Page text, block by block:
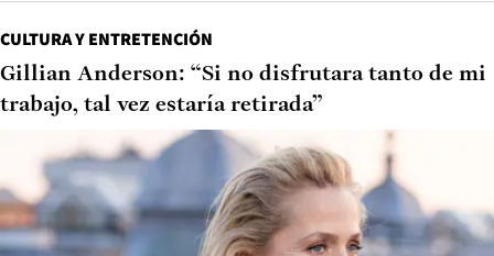
CULTURA Y ENTRETENCIÓN
Gillian Anderson: “Si no disfrutara tanto de mi
trabajo, tal vez estaría retirada”